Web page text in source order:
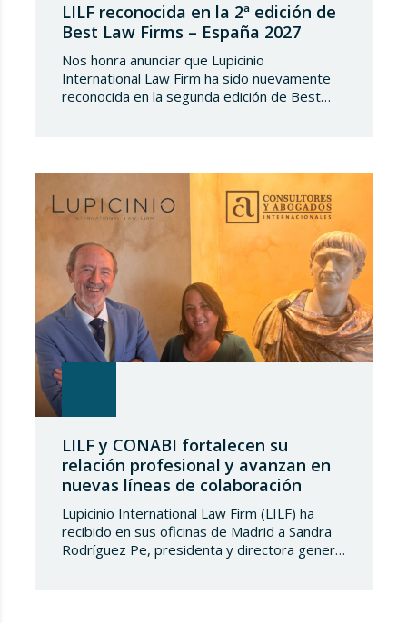
LILF reconocida en la 2ª edición de
Best Law Firms – España 2027
Nos honra anunciar que Lupicinio
International Law Firm ha sido nuevamente
reconocida en la segunda edición de Best
consolida una nueva referencia en la
evaluación de la excelencia jurídica en España.
Tras más de una década de trayectoria en
Estados Unidos…
LILF y CONABI fortalecen su
relación profesional y avanzan en
nuevas líneas de colaboración
Lupicinio International Law Firm (LILF) ha
recibido en sus oficinas de Madrid a Sandra
Rodríguez Pe, presidenta y directora general